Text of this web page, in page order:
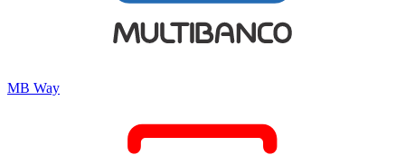
MB Way